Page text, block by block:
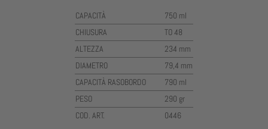
CAPACITÀ
750 ml
CHIUSURA
TO 48
ALTEZZA
234 mm
DIAMETRO
79,4 mm
CAPACITÀ RASOBORDO
790 ml
PESO
290 gr
COD. ART.
0446